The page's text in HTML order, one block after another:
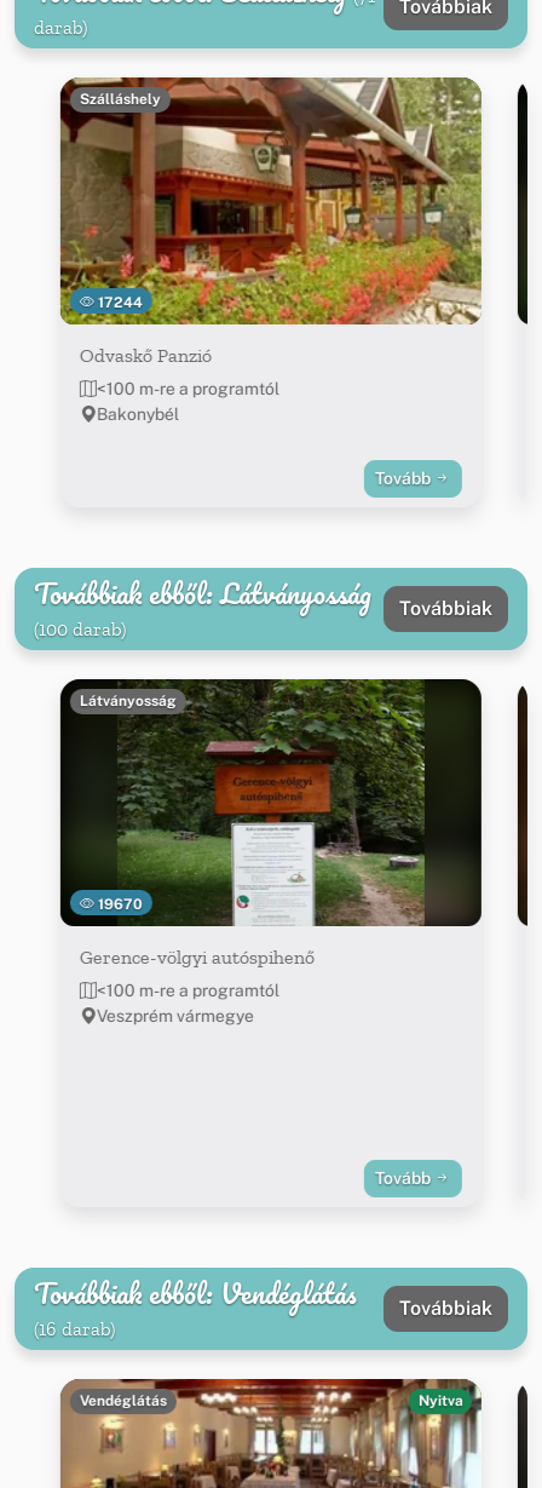
darab)
Továbbiak
17244
Szálláshely
Odvaskő Panzió
<100 m-re a programtól
Bakonybél
Tovább
Továbbiak ebből: Látványosság
(100 darab)
Továbbiak
19670
Látványosság
Gerence-völgyi autóspihenő
<100 m-re a programtól
Veszprém vármegye
Tovább
Továbbiak ebből: Vendéglátás
(16 darab)
Továbbiak
Vendéglátás Nyitva